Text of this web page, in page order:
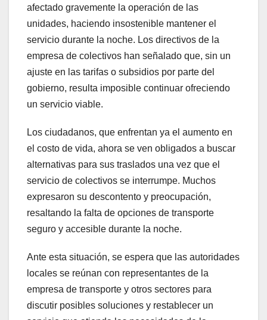
afectado gravemente la operación de las
unidades, haciendo insostenible mantener el
servicio durante la noche. Los directivos de la
empresa de colectivos han señalado que, sin un
ajuste en las tarifas o subsidios por parte del
gobierno, resulta imposible continuar ofreciendo
un servicio viable.
Los ciudadanos, que enfrentan ya el aumento en
el costo de vida, ahora se ven obligados a buscar
alternativas para sus traslados una vez que el
servicio de colectivos se interrumpe. Muchos
expresaron su descontento y preocupación,
resaltando la falta de opciones de transporte
seguro y accesible durante la noche.
Ante esta situación, se espera que las autoridades
locales se reúnan con representantes de la
empresa de transporte y otros sectores para
discutir posibles soluciones y restablecer un